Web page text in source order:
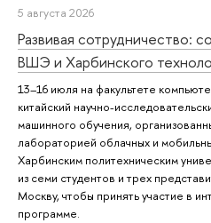
5 августа 2026
Развивая сотрудничество:
ВШЭ и Харбинского
13–16 июля на факультете
китайский научно-
машинного обучения,
лабораторией облачных и
Харбинским политехническим
из семи студентов и трех
Москву, чтобы принять участие в
программе.